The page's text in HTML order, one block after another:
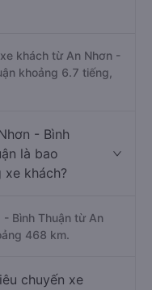
khách từ An Nhơn -
khoảng 6.7 tiếng,
- Bình
là bao
xe khách?
Bình Thuận từ An
468 km.
chuyến xe